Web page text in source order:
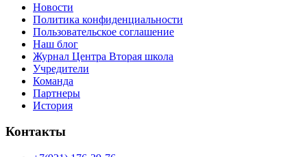
Новости
Политика конфиденциальности
Пользовательское соглашение
Наш блог
Журнал Центра Вторая школа
Учредители
Команда
Партнеры
История
Контакты